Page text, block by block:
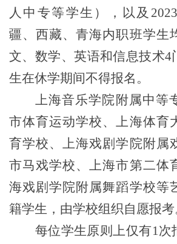
人中专等学生），以及
疆、西藏、青海内职班学生
文、数学、英语和信息技术4
生在休学期间不得报名。
上海音乐学院附属中等
市体育运动学校、上海体育
育学校、上海戏剧学院附属
市马戏学校、上海市第二体
海戏剧学院附属舞蹈学校等
籍学生，由学校组织自愿报考
每位学生原则上仅有1次